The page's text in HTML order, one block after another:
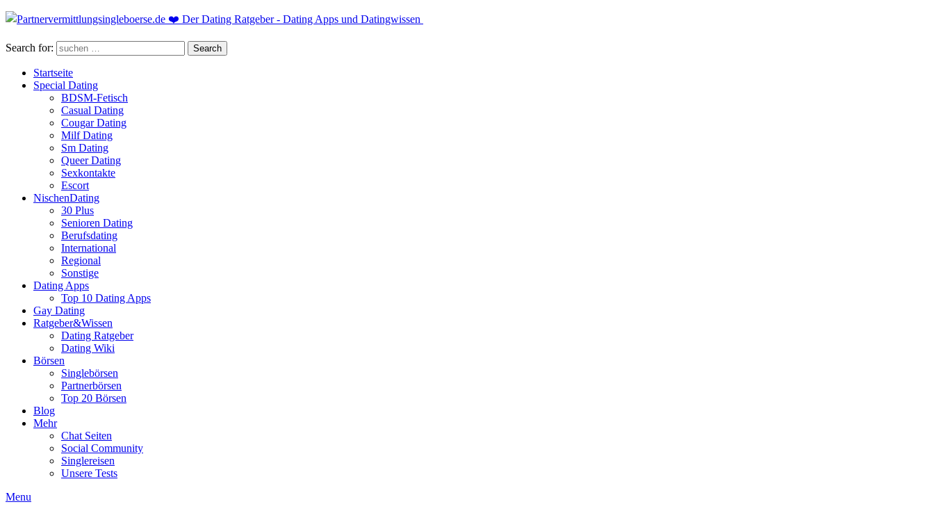
Search for: Search
Startseite
Special Dating
BDSM-Fetisch
Casual Dating
Cougar Dating
Milf Dating
Sm Dating
Queer Dating
Sexkontakte
Escort
NischenDating
30 Plus
Senioren Dating
Berufsdating
International
Regional
Sonstige
Dating Apps
Top 10 Dating Apps
Gay Dating
Ratgeber&Wissen
Dating Ratgeber
Dating Wiki
Börsen
Singlebörsen
Partnerbörsen
Top 20 Börsen
Blog
Mehr
Chat Seiten
Social Community
Singlereisen
Unsere Tests
Menu